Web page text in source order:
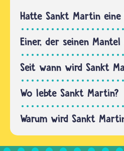
viele…
dort
wahrscheinlich
in dem
Ort
Sabaria. Vermutlich
wurde er
im…
Hatte Sankt Martin eine
Einer, der seinen
Seit wann wird Sankt
Wo lebte Sankt Martin?
Warum wird Sankt